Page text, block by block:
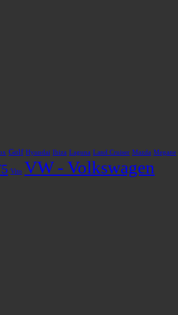
Golf Hyundai Ibiza Laguna Land Cruiser Mazda Megane
Vito VW - Volkswagen